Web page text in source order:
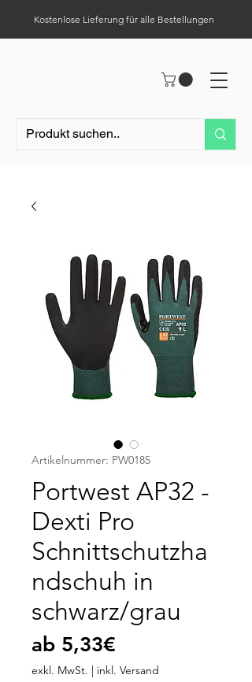
Kostenlose Lieferung für alle Bestellungen
Artikelnummer: PW0185
Portwest AP32 -
Dexti Pro
Schnittschutzha
ndschuh in
schwarz/grau
ab 5,33€
Preis
exkl. MwSt. | inkl. Versand